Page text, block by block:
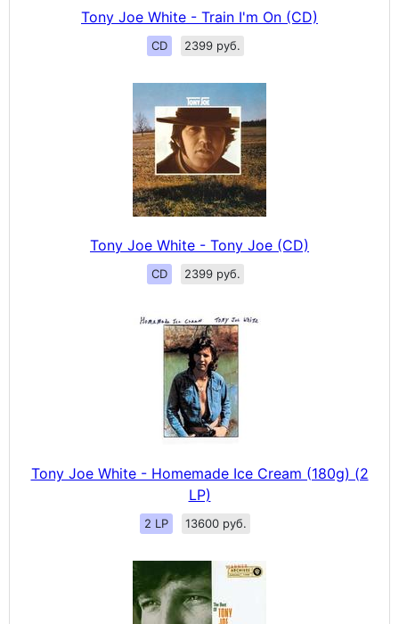
Tony Joe White - Train I'm On (CD)
CD 2399 руб.
Tony Joe White - Tony Joe (CD)
CD 2399 руб.
Tony Joe White - Homemade Ice Cream (180g) (2
LP)
2 LP 13600 руб.